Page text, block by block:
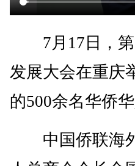
7月17日，第
发展大会在重庆
的500余名华侨
中国侨联海外